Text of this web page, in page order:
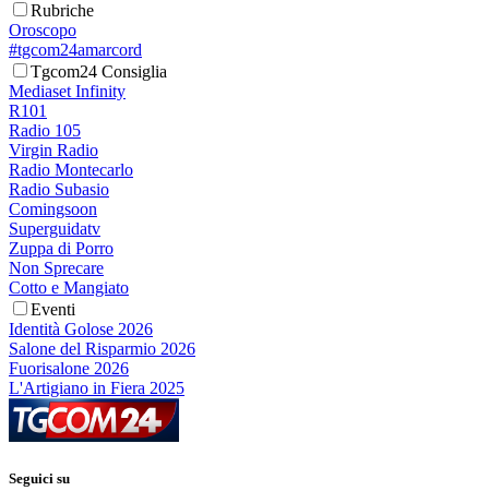
Rubriche
Oroscopo
#tgcom24amarcord
Tgcom24 Consiglia
Mediaset Infinity
R101
Radio 105
Virgin Radio
Radio Montecarlo
Radio Subasio
Comingsoon
Superguidatv
Zuppa di Porro
Non Sprecare
Cotto e Mangiato
Eventi
Identità Golose 2026
Salone del Risparmio 2026
Fuorisalone 2026
L'Artigiano in Fiera 2025
Seguici su